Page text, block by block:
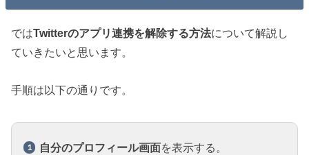
ではTwitterのアプリ連携を解除する方法について解説し
ていきたいと思います。
手順は以下の通りです。
自分のプロフィール画面を表示する。